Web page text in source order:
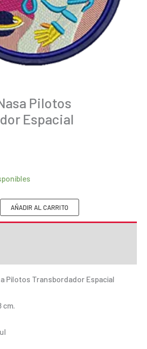
Pilotos
Espacial
AÑADIR AL CARRITO
Pilotos Transbordador Espacial
cm.